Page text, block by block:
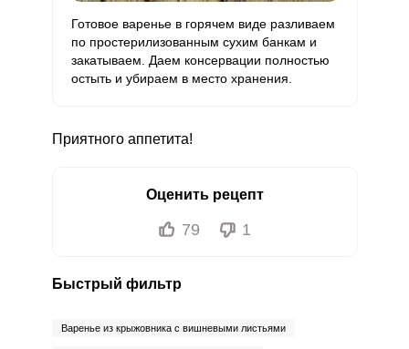
Готовое варенье в горячем виде разливаем
по простерилизованным сухим банкам и
закатываем. Даем консервации полностью
остыть и убираем в место хранения.
Приятного аппетита!
Оценить рецепт
79 1
Быстрый фильтр
Варенье из крыжовника с вишневыми листьями